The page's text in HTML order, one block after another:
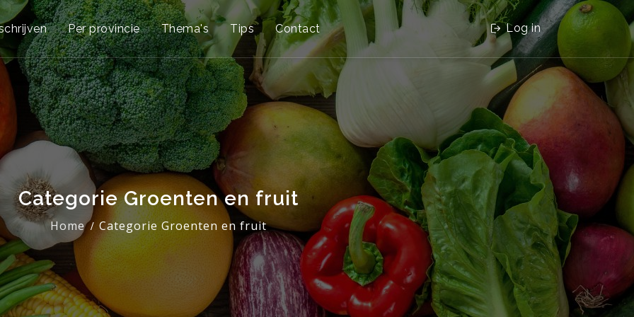
Per provincie Thema's Tips Contact Log in
Categorie Groenten en fruit
Home Categorie Groenten en fruit